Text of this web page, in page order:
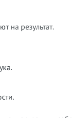
на результат.